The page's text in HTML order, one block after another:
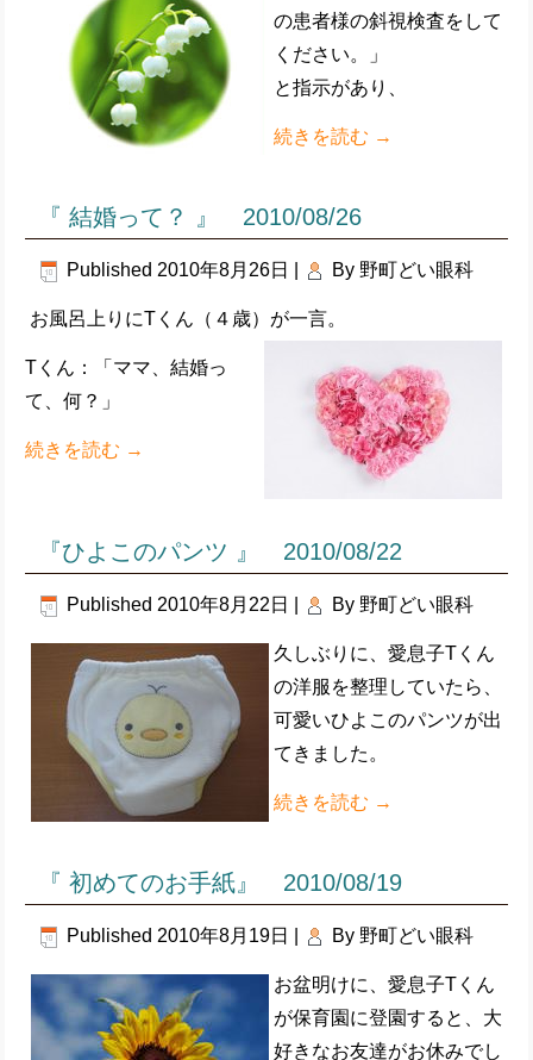
の患者様の斜視検査をして
ください。」
と指示があり、
続きを読む →
『 結婚って？ 』 2010/08/26
Published 2010年8月26日 By 野町どい眼科
お風呂上りにTくん（４歳）が一言。
Tくん：「ママ、結婚っ
て、何？」
続きを読む →
『ひよこのパンツ 』 2010/08/22
Published 2010年8月22日 By 野町どい眼科
久しぶりに、愛息子Tくん
の洋服を整理していたら、
可愛いひよこのパンツが出
てきました。
続きを読む →
『 初めてのお手紙』 2010/08/19
Published 2010年8月19日 By 野町どい眼科
お盆明けに、愛息子Tくん
が保育園に登園すると、大
好きなお友達がお休みでし